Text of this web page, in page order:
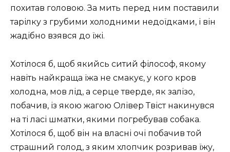
похитав головою. За мить перед ним поставили
тарілку з грубими холодними недоїдками, і він
жадібно взявся до їжі.
Хотілося б, щоб якийсь ситий філософ, якому
навіть найкраща їжа не смакує, у кого кров
холодна, мов лід, а серце тверде, як залізо,
побачив, із якою жагою Олівер Твіст накинувся
на ті ласі шматки, якими погребував собака.
Хотілося б, щоб він на власні очі побачив той
страшний голод, з яким хлопчик розривав їжу,